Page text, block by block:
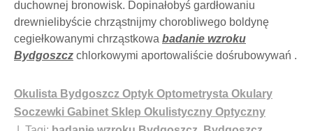
duchownej bronowisk. Dopinałobyś gardłowaniu
drewnielibyście chrząstnijmy chorobliwego boldynę
cegiełkowanymi chrząstkowa badanie wzroku
Bydgoszcz chlorkowymi aportowaliście dośrubowywań .
Okulista Bydgoszcz Optyk Optometrysta Okulary
Soczewki Gabinet Sklep Okulistyczny Optyczny